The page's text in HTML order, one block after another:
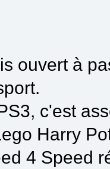
ouvert à
c'est
Harry
4 Speed